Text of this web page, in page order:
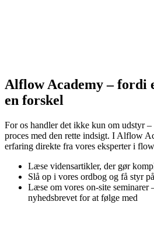
Alflow Academy – fordi
en forskel
For os handler det ikke kun om udstyr
proces med den rette indsigt. I Alflow
erfaring direkte fra vores eksperter i
Læse vidensartikler, der gør
Slå op i vores ordbog og få styr
Læse om vores on-site seminarer
nyhedsbrevet for at følge med